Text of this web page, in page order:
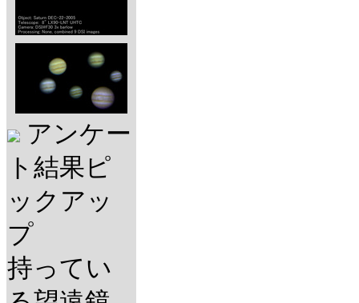
アンケー
ト結果ピ
ックアッ
プ
持ってい